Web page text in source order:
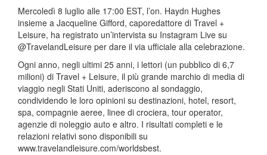
Mercoledì 8 luglio alle 17:00 EST, l’on. Haydn Hughes
insieme a Jacqueline Gifford, caporedattore di Travel +
Leisure, ha registrato un’intervista su Instagram Live su
@TravelandLeisure per dare il via ufficiale alla celebrazione.
Ogni anno, negli ultimi 25 anni, i lettori (un pubblico di 6,7
milioni) di Travel + Leisure, il più grande marchio di media di
viaggio negli Stati Uniti, aderiscono al sondaggio,
condividendo le loro opinioni su destinazioni, hotel, resort,
spa, compagnie aeree, linee di crociera, tour operator,
agenzie di noleggio auto e altro. I risultati completi e le
relazioni relativi sono disponibili su
www.travelandleisure.com/worldsbest.